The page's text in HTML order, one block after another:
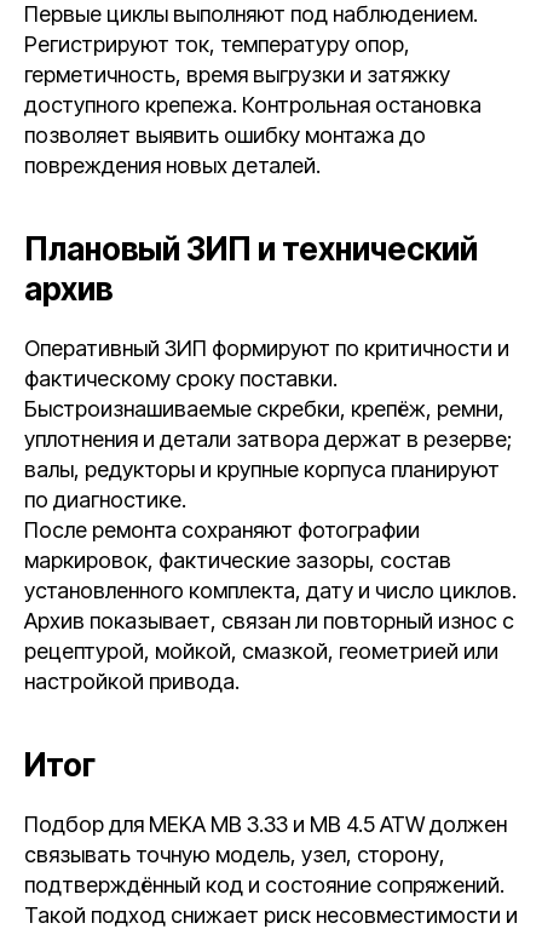
Первые циклы выполняют под наблюдением.
Регистрируют ток, температуру опор,
герметичность, время выгрузки и затяжку
доступного крепежа. Контрольная остановка
позволяет выявить ошибку монтажа до
повреждения новых деталей.
Плановый ЗИП и технический
архив
Оперативный ЗИП формируют по критичности и
фактическому сроку поставки.
Быстроизнашиваемые скребки, крепёж, ремни,
уплотнения и детали затвора держат в резерве;
валы, редукторы и крупные корпуса планируют
по диагностике.
После ремонта сохраняют фотографии
маркировок, фактические зазоры, состав
установленного комплекта, дату и число циклов.
Архив показывает, связан ли повторный износ с
рецептурой, мойкой, смазкой, геометрией или
настройкой привода.
Итог
Подбор для MEKA MB 3.33 и MB 4.5 ATW должен
связывать точную модель, узел, сторону,
подтверждённый код и состояние сопряжений.
Такой подход снижает риск несовместимости и